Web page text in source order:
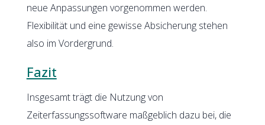
neue Anpassungen vorgenommen werden.
Flexibilität und eine gewisse Absicherung stehen
also im Vordergrund.
Fazit
Insgesamt trägt die Nutzung von
Zeiterfassungssoftware maßgeblich dazu bei, die